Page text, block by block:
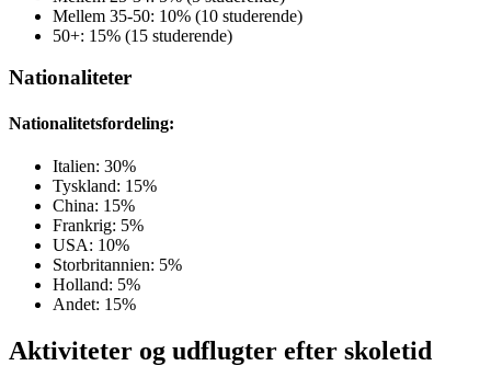
Mellem 35-50: 10% (10 studerende)
50+: 15% (15 studerende)
Nationaliteter
Nationalitetsfordeling:
Italien: 30%
Tyskland: 15%
China: 15%
Frankrig: 5%
USA: 10%
Storbritannien: 5%
Holland: 5%
Andet: 15%
Aktiviteter og udflugter efter skoletid